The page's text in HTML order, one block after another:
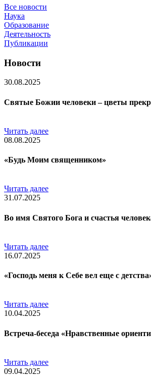
Все новости
Наука
Образование
Деятельность
Публикации
Новости
30.08.2025
Святые Божии человеки – цветы
Читать далее
08.08.2025
«Будь Моим священником»
Читать далее
31.07.2025
Во имя Святого Бога и счастья
Читать далее
16.07.2025
«Господь меня к Себе вел еще с
Читать далее
10.04.2025
Встреча-беседа «Нравственные
Читать далее
09.04.2025